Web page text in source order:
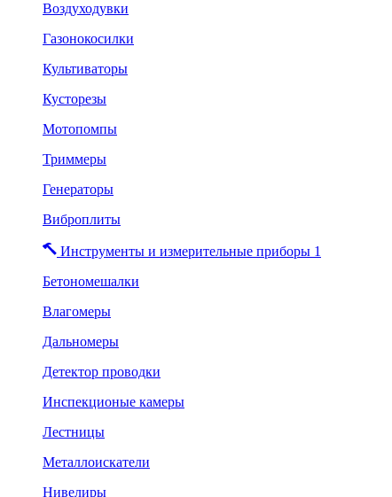
Воздуходувки
Газонокосилки
Культиваторы
Кусторезы
Мотопомпы
Триммеры
Генераторы
Виброплиты
Инструменты и измерительные приборы 1
Бетономешалки
Влагомеры
Дальномеры
Детектор проводки
Инспекционые камеры
Лестницы
Металлоискатели
Нивелиры